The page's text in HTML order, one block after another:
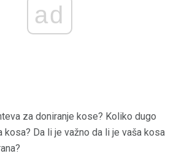
ad
za doniranje kose? Koliko dugo
kosa? Da li je važno da li je vaša kosa